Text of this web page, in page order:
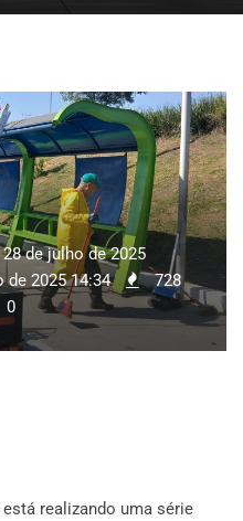
28 de julho de 2025
de 2025 14:34
728
0
realizando uma série